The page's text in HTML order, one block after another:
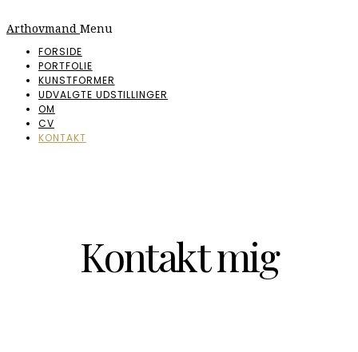
Arthovmand Menu
FORSIDE
PORTFOLIE
KUNSTFORMER
UDVALGTE UDSTILLINGER
OM
CV
KONTAKT
Kontakt mig